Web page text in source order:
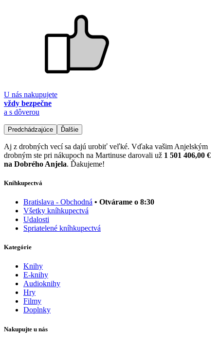
U nás nakupujete
vždy bezpečne
a s dôverou
Predchádzajúce Ďalšie
Aj z drobných vecí sa dajú urobiť veľké. Vďaka vašim Anjelským
drobným ste pri nákupoch na Martinuse darovali už 1 501 406,00 €
na Dobrého Anjela. Ďakujeme!
Kníhkupectvá
Bratislava - Obchodná • Otvárame o 8:30
Všetky kníhkupectvá
Udalosti
Spriatelené kníhkupectvá
Kategórie
Knihy
E-knihy
Audioknihy
Hry
Filmy
Doplnky
Nakupujte u nás